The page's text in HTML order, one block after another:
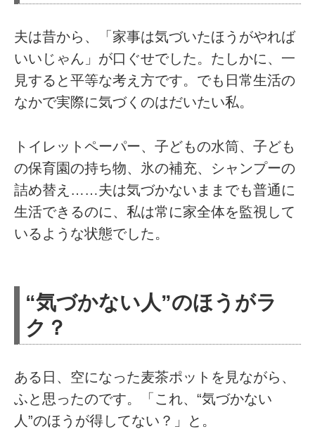
夫は昔から、「家事は気づいたほうがやれば
いいじゃん」が口ぐせでした。たしかに、一
見すると平等な考え方です。でも日常生活の
なかで実際に気づくのはだいたい私。
トイレットペーパー、子どもの水筒、子ども
の保育園の持ち物、氷の補充、シャンプーの
詰め替え……夫は気づかないままでも普通に
生活できるのに、私は常に家全体を監視して
いるような状態でした。
“気づかない人”のほうがラ
ク？
ある日、空になった麦茶ポットを見ながら、
ふと思ったのです。「これ、“気づかない
人”のほうが得してない？」と。